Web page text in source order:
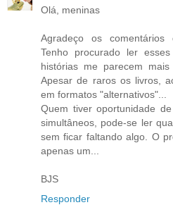
Olá, meninas
Agradeço os comentários
Tenho procurado ler
histórias me parecem
Apesar de raros os livros,
em formatos "alternativos"...
Quem tiver oportunidade
simultâneos, pode-se ler
sem ficar faltando algo. O
apenas um...
BJS
Responder